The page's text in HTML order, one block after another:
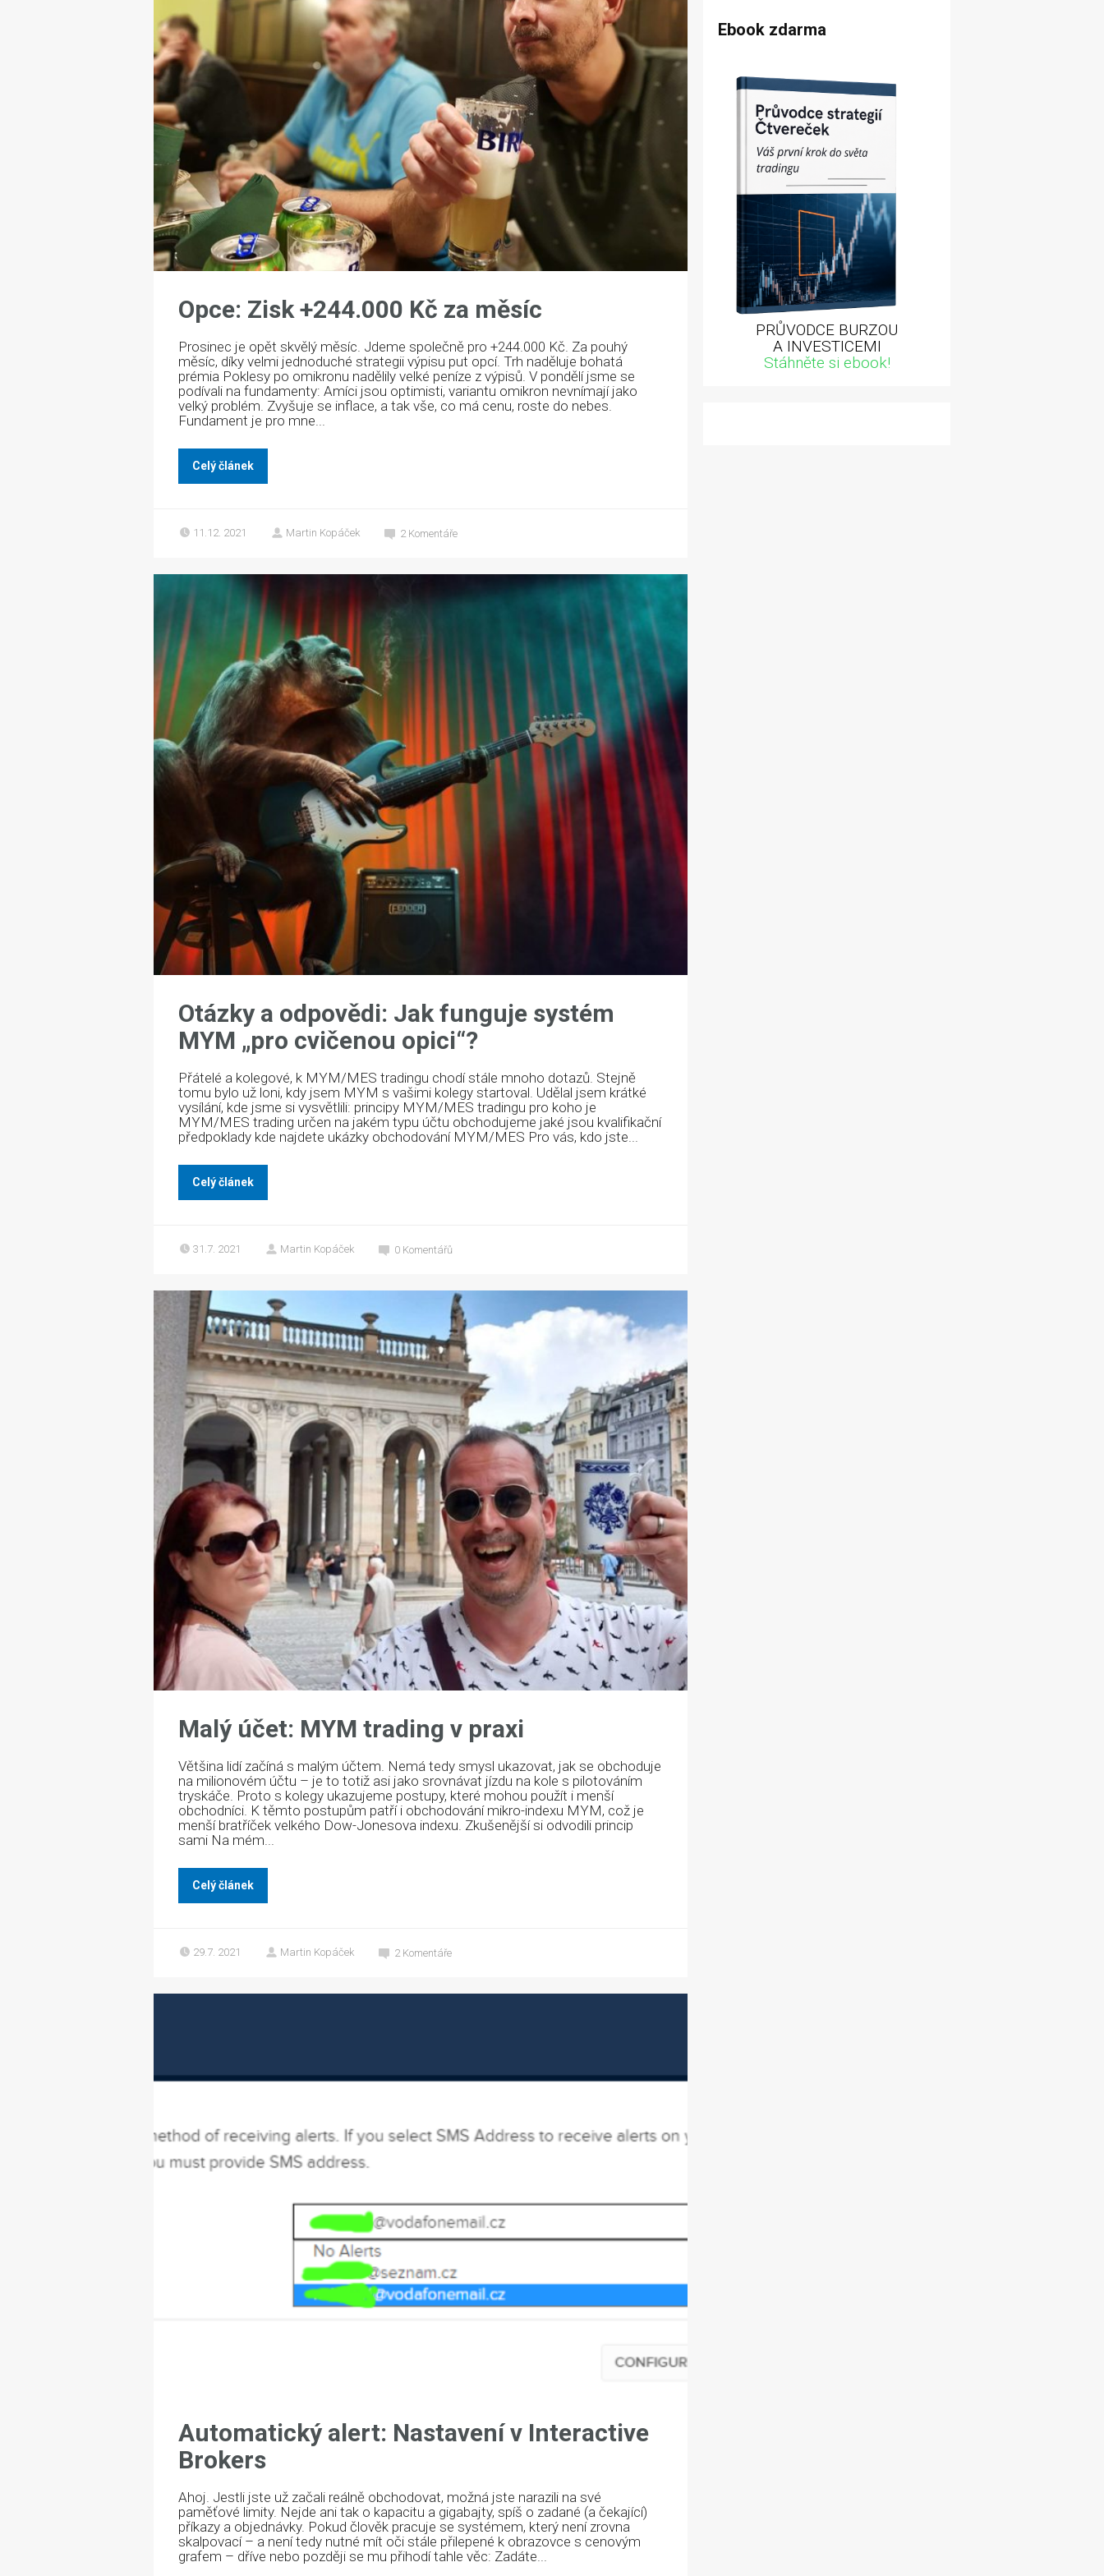
Opce: Zisk +244.000 Kč za měsíc
Prosinec je opět skvělý měsíc. Jdeme společně pro +244.000 Kč. Za pouhý
měsíc, díky velmi jednoduché strategii výpisu put opcí. Trh naděluje bohatá
prémia Poklesy po omikronu nadělily velké peníze z výpisů. V pondělí jsme se
podívali na fundamenty: Amíci jsou optimisti, variantu omikron nevnímají jako
velký problém. Zvyšuje se inflace, a tak vše, co má cenu, roste do nebes.
Fundament je pro mne...
Celý článek
11.12. 2021 Martin Kopáček 2 Komentáře
Otázky a odpovědi: Jak funguje systém
MYM „pro cvičenou opici“?
Přátelé a kolegové, k MYM/MES tradingu chodí stále mnoho dotazů. Stejně
tomu bylo už loni, kdy jsem MYM s vašimi kolegy startoval. Udělal jsem krátké
vysílání, kde jsme si vysvětlili: principy MYM/MES tradingu pro koho je
MYM/MES trading určen na jakém typu účtu obchodujeme jaké jsou kvalifikační
předpoklady kde najdete ukázky obchodování MYM/MES Pro vás, kdo jste...
Celý článek
31.7. 2021 Martin Kopáček 0 Komentářů
Malý účet: MYM trading v praxi
Většina lidí začíná s malým účtem. Nemá tedy smysl ukazovat, jak se obchoduje
na milionovém účtu – je to totiž asi jako srovnávat jízdu na kole s pilotováním
tryskáče. Proto s kolegy ukazujeme postupy, které mohou použít i menší
obchodníci. K těmto postupům patří i obchodování mikro-indexu MYM, což je
menší bratříček velkého Dow-Jonesova indexu. Zkušenější si odvodili princip
sami Na mém...
Celý článek
29.7. 2021 Martin Kopáček 2 Komentáře
Automatický alert: Nastavení v Interactive
Brokers
Ahoj. Jestli jste už začali reálně obchodovat, možná jste narazili na své
paměťové limity. Nejde ani tak o kapacitu a gigabajty, spíš o zadané (a čekající)
příkazy a objednávky. Pokud člověk pracuje se systémem, který není zrovna
skalpovací – a není tedy nutné mít oči stále přilepené k obrazovce s cenovým
grafem – dříve nebo později se mu přihodí tahle věc: Zadáte...
Ebook zdarma
PRŮVODCE BURZOU
A INVESTICEMI
Stáhněte si ebook!